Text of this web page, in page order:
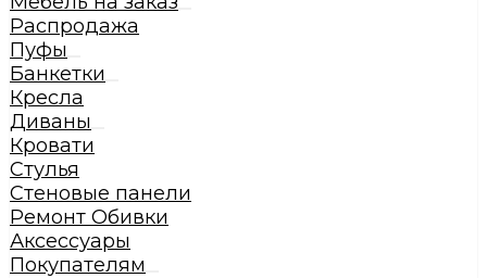
Распродажа
Пуфы
Банкетки
Кресла
Диваны
Кровати
Стулья
Стеновые панели
Ремонт Обивки
Аксессуары
Покупателям